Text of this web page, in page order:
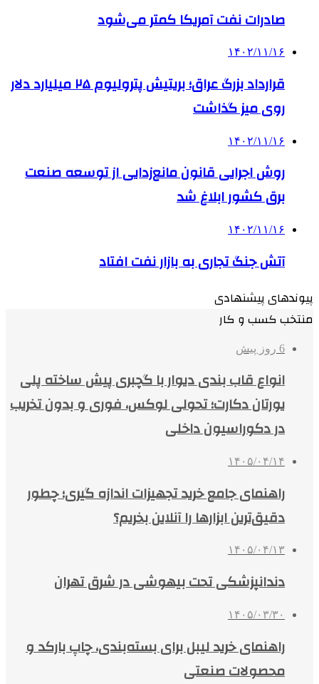
صادرات نفت آمریکا کمتر می‌شود
۱۴۰۲/۱۱/۱۶
قرارداد بزرگ عراق؛ بریتیش پترولیوم ۲۵ میلیارد دلار
روی میز گذاشت
۱۴۰۲/۱۱/۱۶
روش اجرایی قانون مانع‌زدایی از توسعه صنعت
برق کشور ابلاغ شد
۱۴۰۲/۱۱/۱۶
آتش جنگ تجاری به بازار نفت افتاد
پیوندهای پیشنهادی
منتخب کسب و کار
6 روز پیش
انواع قاب بندی دیوار با گچبری پیش ساخته پلی
یورتان دکارت؛ تحولی لوکس، فوری و بدون تخریب
در دکوراسیون داخلی
۱۴۰۵/۰۴/۱۴
راهنمای جامع خرید تجهیزات اندازه گیری؛ چطور
دقیق‌ترین ابزارها را آنلاین بخریم؟
۱۴۰۵/۰۴/۱۳
دندانپزشکی تحت بیهوشی در شرق تهران
۱۴۰۵/۰۳/۳۰
راهنمای خرید لیبل برای بسته‌بندی، چاپ بارکد و
محصولات صنعتی